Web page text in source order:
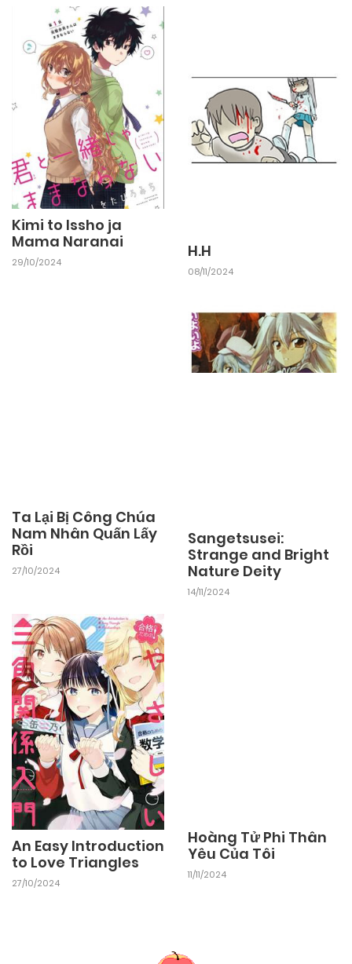
Kimi to Issho ja
Mama Naranai
29/10/2024
H.H
08/11/2024
Ta Lại Bị Công Chúa
Nam Nhân Quấn Lấy
Rồi
27/10/2024
Sangetsusei:
Strange and Bright
Nature Deity
14/11/2024
An Easy Introduction
to Love Triangles
27/10/2024
Hoàng Tử Phi Thân
Yêu Của Tôi
11/11/2024